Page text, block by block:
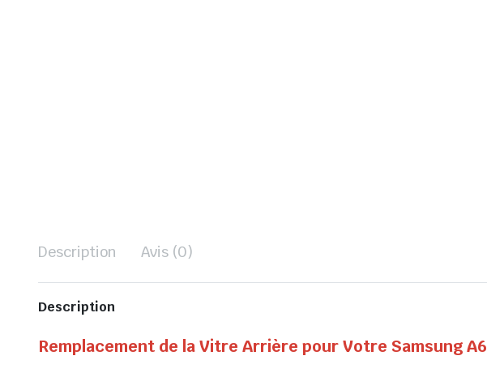
Description Avis (0)
Description
Remplacement de la Vitre Arrière pour Votre Samsung A6